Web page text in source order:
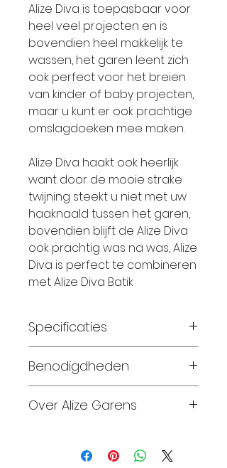
Alize Diva is toepasbaar voor
heel veel projecten en is
bovendien heel makkelijk te
wassen, het garen leent zich
ook perfect voor het breien
van kinder of baby projecten,
maar u kunt er ook prachtige
omslagdoeken mee maken.
Alize Diva haakt ook heerlijk
want door de mooie strake
twijning steekt u niet met uw
haaknaald tussen het garen,
bovendien blijft de Alize Diva
ook prachtig was na was, Alize
Diva is perfect te combineren
met Alize Diva Batik
Specificaties
Haaknaalden:2,5 –3,0
Looplengte:350 meter
Wassen:30 Graden
Benodigdheden
Maat 68-74: 1 bol
Maat 92-98: 2 bollen
Over Alize Garens
biedt sinds 1984 een grote